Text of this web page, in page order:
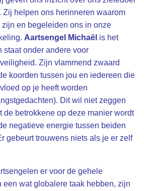
Zij helpen ons herinneren waarom
en begeleiden ons in onze
Aartsengel Michaël is het
staat onder andere voor
Zijn vlammend zwaard
koorden tussen jou en iedereen die
op je heeft worden
Dit wil niet zeggen
de betrokkene op deze manier wordt
negatieve energie tussen beiden
gebeurt trouwens niets als je er zelf
er voor de gehele
een wat globalere taak hebben, zijn